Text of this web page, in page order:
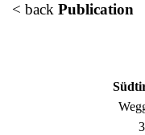
< back Publication